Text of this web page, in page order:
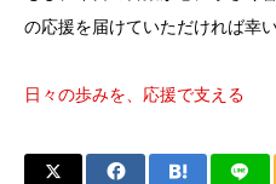
の応援を届けていただければ幸い
日々の歩みを、応援で支える